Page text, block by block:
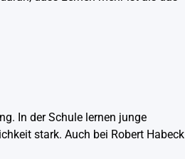
In der Schule lernen junge
stark. Auch bei Robert Habeck